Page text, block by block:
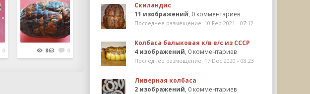
Скиландис
11 изображений, 0 комментариев
Последнее размещение: 10 Feb 2021 - 07:12
Колбаса балыковая к/в в/с из СССР
4 изображений, 0 комментариев
Последнее размещение: 17 Dec 2020 - 08:23
Ливерная колбаса
2 изображений, 0 комментариев
0 863 0